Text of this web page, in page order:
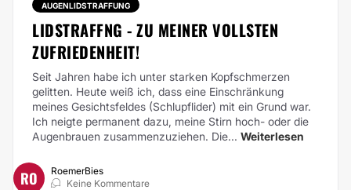
AUGENLIDSTRAFFUNG
LIDSTRAFFNG - ZU MEINER VOLLSTEN
ZUFRIEDENHEIT!
Seit Jahren habe ich unter starken Kopfschmerzen
gelitten. Heute weiß ich, dass eine Einschränkung
meines Gesichtsfeldes (Schlupflider) mit ein Grund war.
Ich neigte permanent dazu, meine Stirn hoch- oder die
Augenbrauen zusammenzuziehen. Die... Weiterlesen
RO
RoemerBies
Keine Kommentare